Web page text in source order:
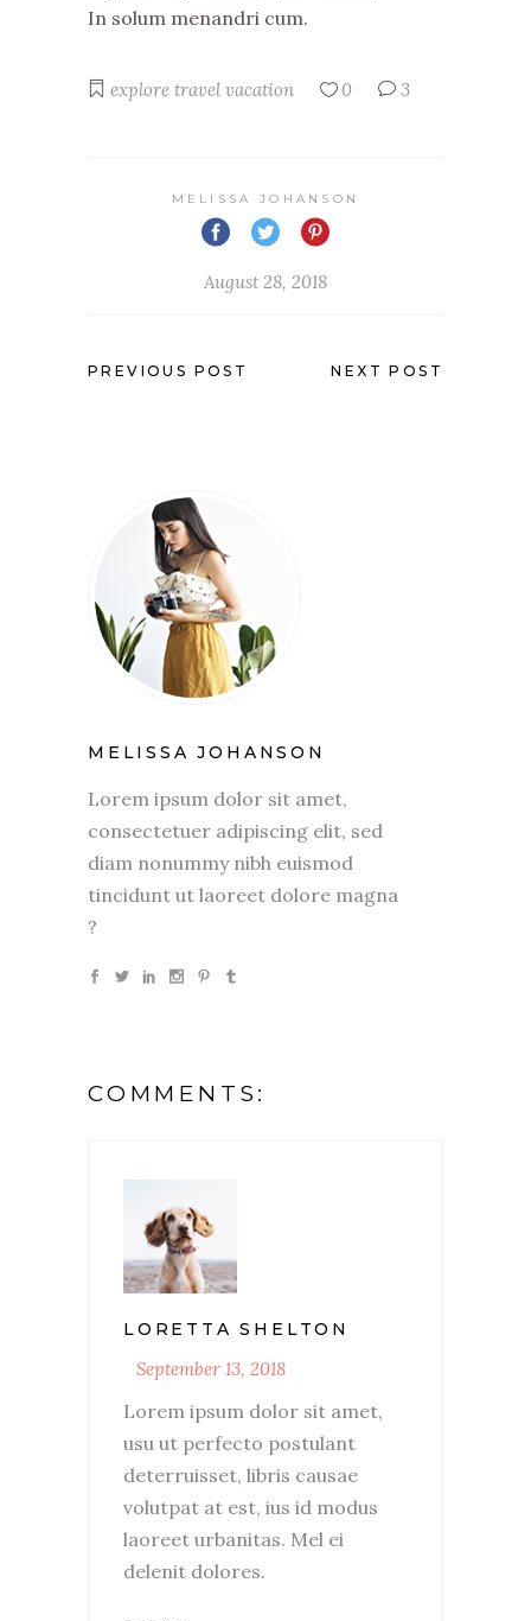
In solum menandri cum.
explore travel vacation 0 3
MELISSA JOHANSON
August 28, 2018
PREVIOUS POST NEXT POST
MELISSA JOHANSON
Lorem ipsum dolor sit amet,
consectetuer adipiscing elit, sed
diam nonummy nibh euismod
tincidunt ut laoreet dolore magna
?
COMMENTS:
LORETTA SHELTON
September 13, 2018
Lorem ipsum dolor sit amet,
usu ut perfecto postulant
deterruisset, libris causae
volutpat at est, ius id modus
laoreet urbanitas. Mel ei
delenit dolores.